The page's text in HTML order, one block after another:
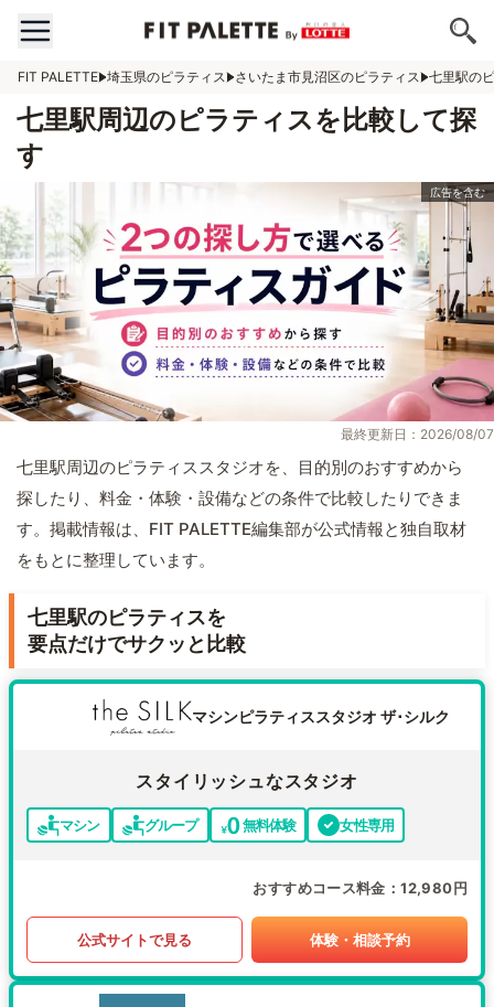
FIT PALETTE 埼玉県のピラティス さいたま市見沼区のピラティス 七里駅の
七里駅周辺のピラティスを比較して探
す
最終更新日：2026/08/07
七里駅周辺のピラティススタジオを、目的別のおすすめから
探したり、料金・体験・設備などの条件で比較したりできま
す。掲載情報は、FIT PALETTE編集部が公式情報と独自取材
をもとに整理しています。
七里駅のピラティスを
要点だけでサクッと比較
マシンピラティススタジオ ザ･シルク
スタイリッシュなスタジオ
マシン グループ 無料体験 女性専用
おすすめコース料金 12,980円
公式サイトで見る 体験・相談予約